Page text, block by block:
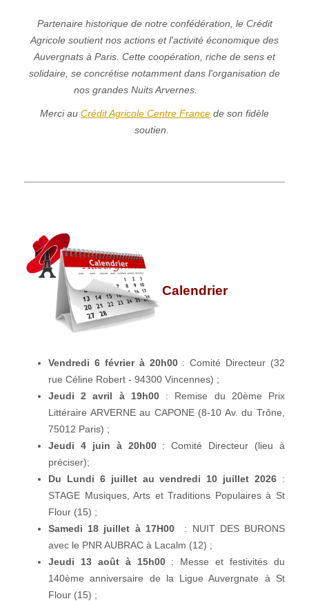
Partenaire historique de notre confédération, le Crédit
Agricole soutient nos actions et l'activité économique des
Auvergnats à Paris. Cette coopération, riche de sens et
solidaire, se concrétise notamment dans l'organisation de
nos grandes Nuits Arvernes.
Merci au Crédit Agricole Centre France de son fidèle
soutien.
Calendrier
Vendredi 6 février à 20h00: Comité Directeur (32
rue Céline Robert - 94300 Vincennes) ;
Jeudi 2 avril à 19h00: Remise du 20ème Prix
Littéraire ARVERNE au CAPONE (8-10 Av. du Trône,
75012 Paris) ;
Jeudi 4 juin à 20h00: Comité Directeur (lieu à
préciser);
Du Lundi 6 juillet au vendredi 10 juillet 2026 :
STAGE Musiques, Arts et Traditions Populaires à St
Flour (15) ;
Samedi 18 juillet à 17H00: NUIT DES BURONS
avec le PNR AUBRAC à Lacalm (12) ;
Jeudi 13 août à 15h00: Messe et festivités du
140ème anniversaire de la Ligue Auvergnate à St
Flour (15) ;